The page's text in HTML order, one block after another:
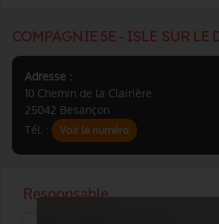
COMPAGNIE 5E - ISLE SUR LE
Adresse :
10 Chemin de la Clairière
25042 Besançon
Tél. :
Voir le numéro